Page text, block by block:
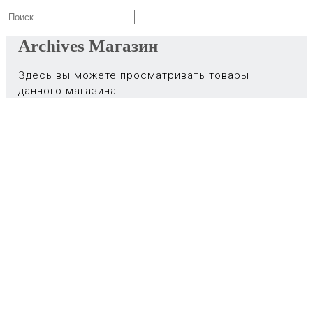
Archives Магазин
Здесь вы можете просматривать товары
данного магазина.